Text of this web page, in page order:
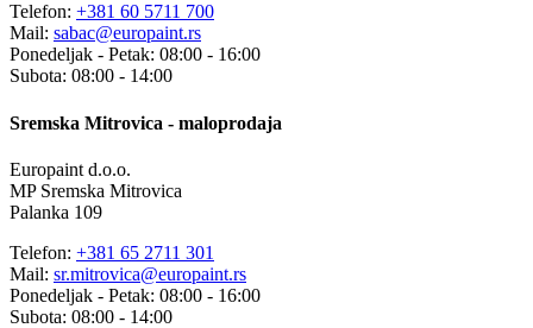
Telefon: +381 60 5711 700
Mail: sabac@europaint.rs
Ponedeljak - Petak: 08:00 - 16:00
Subota: 08:00 - 14:00
Sremska Mitrovica - maloprodaja
Europaint d.o.o.
MP Sremska Mitrovica
Palanka 109
Telefon: +381 65 2711 301
Mail: sr.mitrovica@europaint.rs
Ponedeljak - Petak: 08:00 - 16:00
Subota: 08:00 - 14:00